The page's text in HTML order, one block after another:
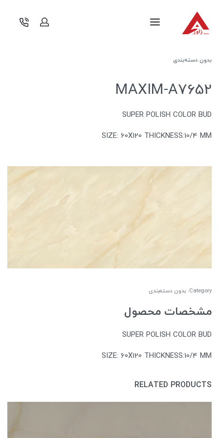
بدون دسته‌بندی
MAXIM-A7652
SUPER POLISH COLOR BUD
SIZE: 60X120 THICKNESS:10/4 MM
Category: بدون دسته‌بندی
مشخصات محصول
SUPER POLISH COLOR BUD
SIZE: 60X120 THICKNESS:10/4 MM
RELATED PRODUCTS